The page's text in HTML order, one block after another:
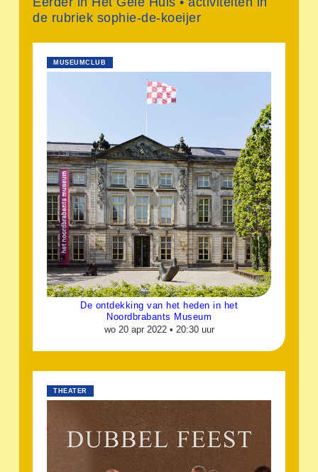
de rubriek sophie-de-koeijer
MUSEUMCLUB
De ontdekking van het heden in het
Noordbrabants Museum
wo 20 apr 2022 • 20:30 uur
THEATER